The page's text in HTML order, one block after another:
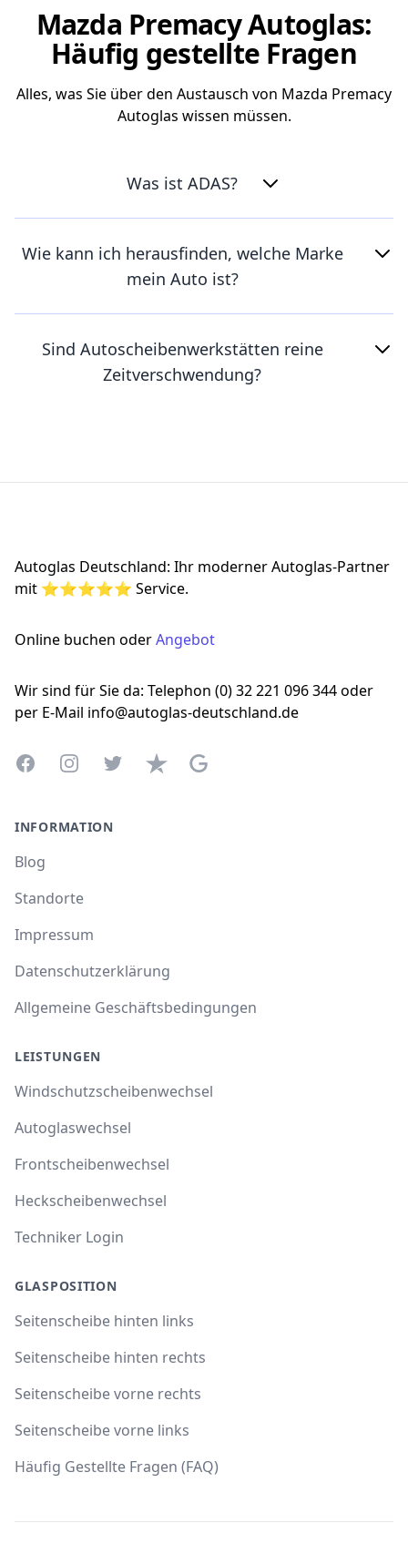
Mazda Premacy Autoglas:
Häufig gestellte Fragen
Alles, was Sie über den Austausch von Mazda Premacy
Autoglas wissen müssen.
Was ist ADAS?
Wie kann ich herausfinden, welche Marke
mein Auto ist?
Sind Autoscheibenwerkstätten reine
Zeitverschwendung?
Autoglas Deutschland: Ihr moderner Autoglas-Partner
mit ⭐⭐⭐⭐⭐ Service.
Online buchen oderAngebot
Wir sind für Sie da: Telephon (0) 32 221 096 344 oder
per E-Mail info@autoglas-deutschland.de
FacebookInstagramTwitterTrustpilotGoogle Business Profile
INFORMATION
Blog
Standorte
Impressum
Datenschutzerklärung
Allgemeine Geschäftsbedingungen
LEISTUNGEN
Windschutzscheibenwechsel
Autoglaswechsel
Frontscheibenwechsel
Heckscheibenwechsel
Techniker Login
GLASPOSITION
Seitenscheibe hinten links
Seitenscheibe hinten rechts
Seitenscheibe vorne rechts
Seitenscheibe vorne links
Häufig Gestellte Fragen (FAQ)